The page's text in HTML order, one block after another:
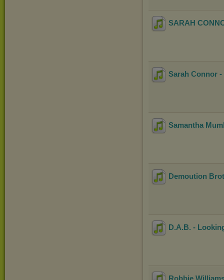
SARAH
Sarah Connor
Samantha
Demoution
D.A.B. -